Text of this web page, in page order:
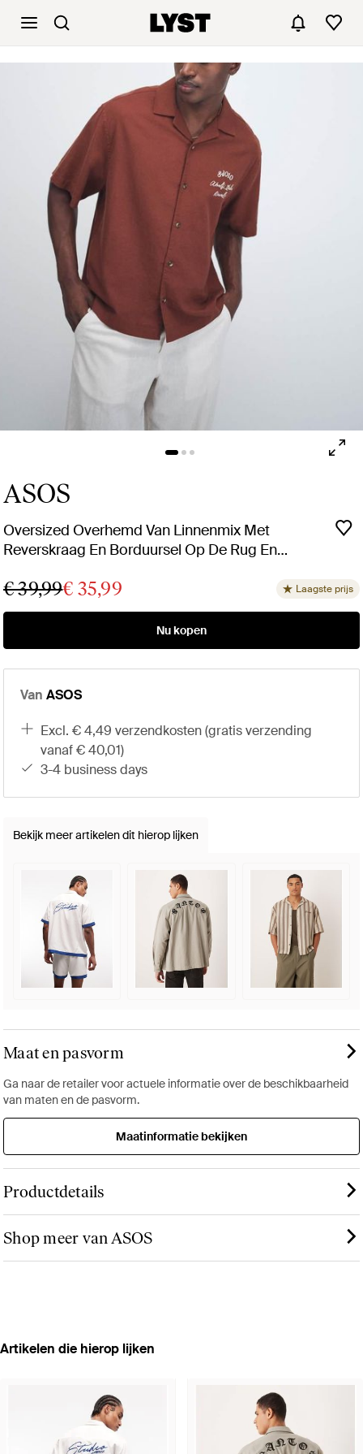
ASOS
Oversized Overhemd Van Linnenmix Met
Reverskraag En Borduursel Op De Rug En
€ 39,99€ 35,99 Laagste prijs
Nu kopen
Van ASOS
excl. € 4,49 verzendkosten (gratis verzending
vanaf € 40,01)
3-4 business days
Bekijk meer artikelen dit hierop lijken
Maat en pasvorm
Ga naar de retailer voor actuele informatie over de beschikbaarheid
van maten en de pasvorm.
Maatinformatie bekijken
Productdetails
Shop meer van ASOS
Artikelen die hierop lijken